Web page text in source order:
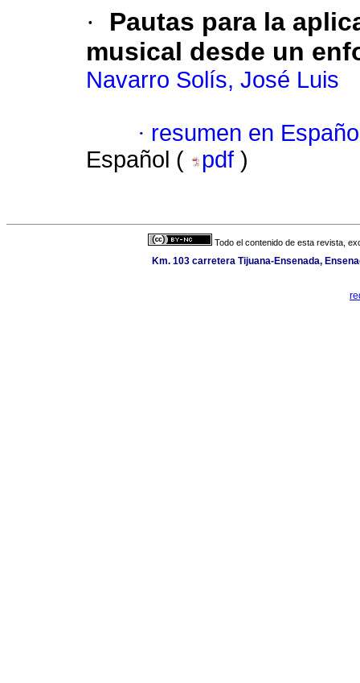
·
Pautas para la
musical desde un
Navarro Solís, José Luis
· resumen en
Español (
pdf )
Todo el contenido de esta revista,
Km. 103 carretera Tijuana-Ensenada,